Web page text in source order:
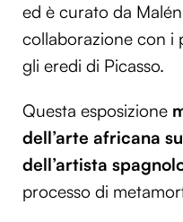
ed è curato da
collaborazione con i
gli eredi di Picasso.
Questa esposizione
dell’arte africana
dell’artista
processo di